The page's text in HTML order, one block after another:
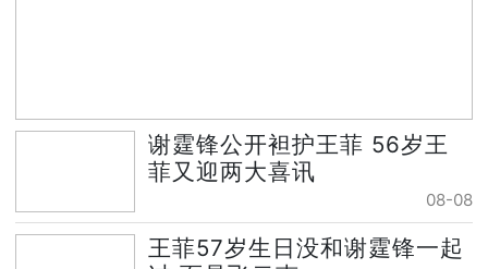
讯
谢霆锋公开袒护王菲 56岁王
菲又迎两大喜讯
08-08
王菲57岁生日没和谢霆锋一起